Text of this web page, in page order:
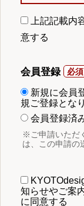
上記記載内
意する
会員登録
新規に会員
規ご登録とな
会員登録済
※ご申請いただ
は、この申請の
知らせやご案
に同意する